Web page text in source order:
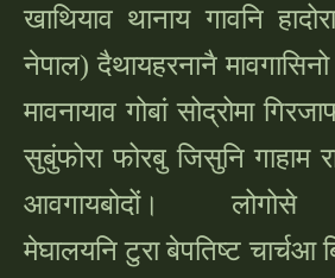
खाथियाव थानाय गावनि
नेपाल) दैथायहरनानै
मावनायाव गोबां सोद्रोमा
सुबुंफोरा फोरबु जिसुनि गाहाम
आवगायबोदों।
मेघालयनि टुरा बेपतिष्ट चार्चआ